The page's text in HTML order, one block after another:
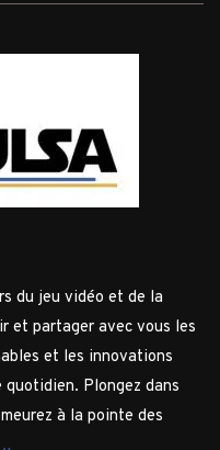
du jeu vidéo et de la
et partager avec vous les
et les innovations
Plongez dans
à la pointe des